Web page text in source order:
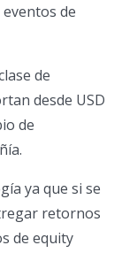
de
de
desde USD
de
ya que si se
retornos
de equity